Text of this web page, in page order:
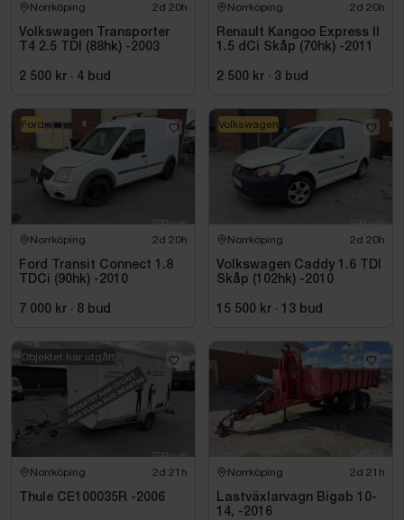
Norrköping 2d 20h
Volkswagen Transporter
T4 2.5 TDI (88hk) -2003
2 500 kr · 4 bud
Norrköping 2d 20h
Renault Kangoo Express II
1.5 dCi Skåp (70hk) -2011
2 500 kr · 3 bud
Norrköping 2d 20h
Ford Transit Connect 1.8
TDCi (90hk) -2010
7 000 kr · 8 bud
Ford
Norrköping 2d 20h
Volkswagen Caddy 1.6 TDI
Skåp (102hk) -2010
15 500 kr · 13 bud
Volkswagen
Norrköping 2d 21h
Thule CE100035R -2006
Objektet har utgått
Norrköping 2d 21h
Lastväxlarvagn Bigab 10-
14, -2016